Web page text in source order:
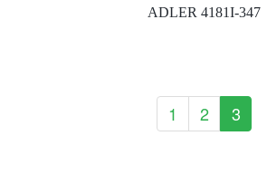
ADLER 4181I-347
1 2 3